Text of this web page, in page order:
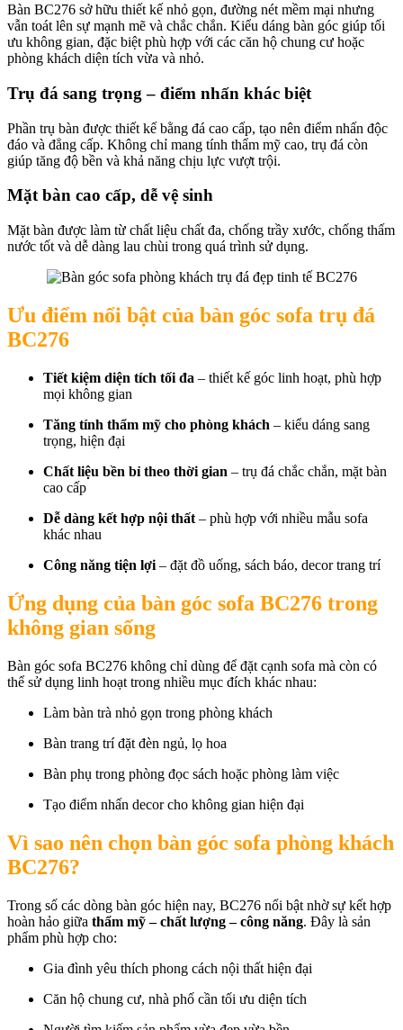
Bàn BC276 sở hữu thiết kế nhỏ gọn, đường nét mềm mại nhưng
vẫn toát lên sự mạnh mẽ và chắc chắn. Kiểu dáng bàn góc giúp tối
ưu không gian, đặc biệt phù hợp với các căn hộ chung cư hoặc
phòng khách diện tích vừa và nhỏ.
Trụ đá sang trọng – điểm nhấn khác biệt
Phần trụ bàn được thiết kế bằng đá cao cấp, tạo nên điểm nhấn độc
đáo và đẳng cấp. Không chỉ mang tính thẩm mỹ cao, trụ đá còn
giúp tăng độ bền và khả năng chịu lực vượt trội.
Mặt bàn cao cấp, dễ vệ sinh
Mặt bàn được làm từ chất liệu chất đa, chống trầy xước, chống thấm
nước tốt và dễ dàng lau chùi trong quá trình sử dụng.
Ưu điểm nổi bật của bàn góc sofa trụ đá
BC276
Tiết kiệm diện tích tối đa – thiết kế góc linh hoạt, phù hợp
mọi không gian
Tăng tính thẩm mỹ cho phòng khách – kiểu dáng sang
trọng, hiện đại
Chất liệu bền bỉ theo thời gian – trụ đá chắc chắn, mặt bàn
cao cấp
Dễ dàng kết hợp nội thất – phù hợp với nhiều mẫu sofa
khác nhau
Công năng tiện lợi – đặt đồ uống, sách báo, decor trang trí
Ứng dụng của bàn góc sofa BC276 trong
không gian sống
Bàn góc sofa BC276 không chỉ dùng để đặt cạnh sofa mà còn có
thể sử dụng linh hoạt trong nhiều mục đích khác nhau:
Làm bàn trà nhỏ gọn trong phòng khách
Bàn trang trí đặt đèn ngủ, lọ hoa
Bàn phụ trong phòng đọc sách hoặc phòng làm việc
Tạo điểm nhấn decor cho không gian hiện đại
Vì sao nên chọn bàn góc sofa phòng khách
BC276?
Trong số các dòng bàn góc hiện nay, BC276 nổi bật nhờ sự kết hợp
hoàn hảo giữa thẩm mỹ – chất lượng – công năng. Đây là sản
phẩm phù hợp cho:
Gia đình yêu thích phong cách nội thất hiện đại
Căn hộ chung cư, nhà phố cần tối ưu diện tích